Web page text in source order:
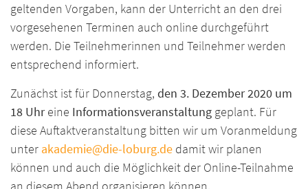
geltenden Vorgaben, kann der Unterricht an den drei
vorgesehenen Terminen auch online durchgeführt
werden. Die Teilnehmerinnen und Teilnehmer werden
entsprechend informiert.
Zunächst ist für Donnerstag, den 3. Dezember 2020 um
18 Uhreine Informationsveranstaltung geplant. Für
diese Auftaktveranstaltung bitten wir um Voranmeldung
unter akademie@die-loburg.de damit wir planen
können und auch die Möglichkeit der Online-Teilnahme